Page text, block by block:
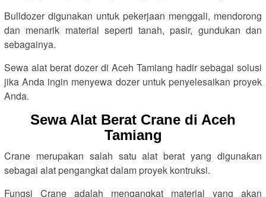
Bulldozer digunakan untuk pekerjaan menggali, mendorong
dan menarik material seperti tanah, pasir, gundukan dan
sebagainya.
Sewa alat berat dozer di Aceh Tamiang hadir sebagai solusi
jika Anda ingin menyewa dozer untuk penyelesaikan proyek
Anda.
Sewa Alat Berat Crane di Aceh
Tamiang
Crane merupakan salah satu alat berat yang digunakan
sebagai alat pengangkat dalam proyek kontruksi.
Fungsi Crane adalah mengangkat material yang akan